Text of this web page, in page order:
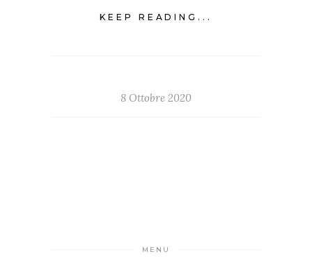
KEEP READING...
8 Ottobre 2020
MENU